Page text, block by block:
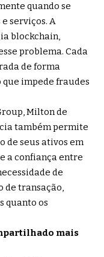
quando se
serviços. A
blockchain,
problema. Cada
de forma
que impede fraudes
Milton de
também permite
de seus ativos em
a confiança entre
de
de transação,
quanto os
mais